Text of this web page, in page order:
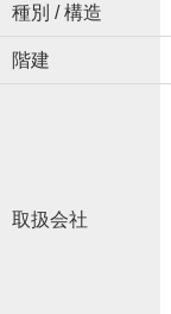
種別 / 構造
階建
取扱会社